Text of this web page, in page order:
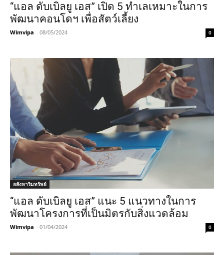
“แอล ดับเบิลยู เอส” เปิด 5 ทำเลเหมาะในการ
พัฒนาคอนโดฯ เพื่อสัตว์เลี้ยง
Wimvipa - 08/05/2024 0
อสังหาริมทรัพย์
“แอล ดับเบิลยู เอส” แนะ 5 แนวทางในการ
พัฒนาโครงการที่เป็นมิตรกับสิ่งแวดล้อม
Wimvipa - 01/04/2024 0